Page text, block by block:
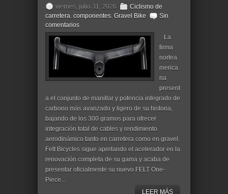
viernes, julio 31, 2026
Ciclismo de
carretera, componentes, Gravel Bike
Sin
comentarios
La
firma
nortea
merica
na
present
a el conjunto de manillar y potencia integrado de
carbono más avanzado y ligero de su historia,
bajando de los 300 gramos para ofrecer
integración total de cables y rendimiento
aerodinámico tanto en carretera como en gravel.
Felt Bicycles sigue apretando el acelerador en la
renovación completa de su gama y acaba de
presentar oficialmente su nuevo FELT One-
Piece...
LEER MÁS